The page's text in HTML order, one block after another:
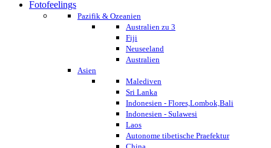
Fotofeelings
Pazifik & Ozeanien
Australien zu 3
Fiji
Neuseeland
Australien
Asien
Malediven
Sri Lanka
Indonesien - Flores,Lombok,Bali
Indonesien - Sulawesi
Laos
Autonome tibetische Praefektur